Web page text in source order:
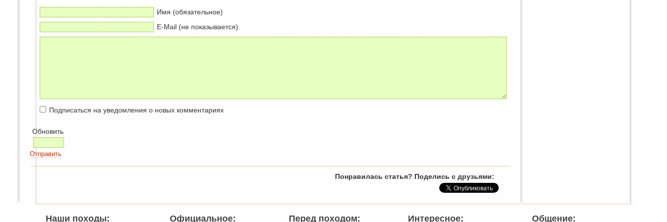
Имя (обязательное)
E-Mail (не показывается)
Подписаться на уведомления о новых комментариях
Обновить
Отправить
Понравилась статья? Поделись с друзьями:
Наши походы: Официальное: Перед походом: Интересное: Общение: